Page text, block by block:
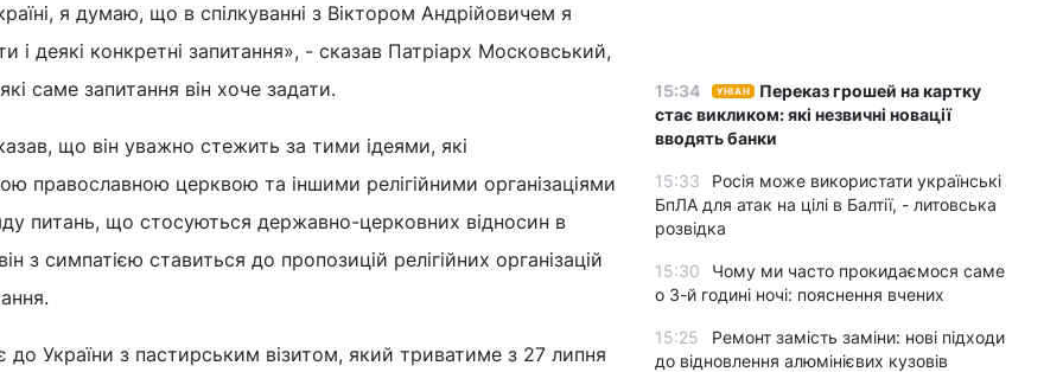
я думаю, що в спілкуванні з Віктором Андрійовичем я
і деякі конкретні запитання», - сказав Патріарх Московський,
саме запитання він хоче задати.
що він уважно стежить за тими ідеями, які
православною церквою та іншими релігійними організаціями
питань, що стосуються державно-церковних відносин в
з симпатією ставиться до пропозицій релігійних організацій
до України з пастирським візитом, який триватиме з 27 липня
15:34 УНІАН
Переказ грошей на картку
стає викликом: які незвичні новації
вводять банки
15:33
Росія може використати українські
БпЛА для атак на цілі в Балтії, - литовська
розвідка
15:30
Чому ми часто прокидаємося саме
о 3-й годині ночі: пояснення вчених
15:25
Ремонт замість заміни: нові підходи
до відновлення алюмінієвих кузовів